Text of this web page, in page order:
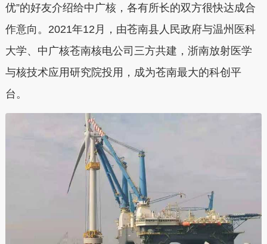
优”的好友介绍给中广核，各有所长的双方很快达成合
作意向。2021年12月，由苍南县人民政府与温州医科
大学、中广核苍南核电公司三方共建，浙南放射医学
与核技术应用研究院投用，成为苍南最大的科创平
台。